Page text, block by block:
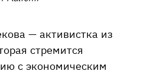
— активистка из
стремится
с экономическим